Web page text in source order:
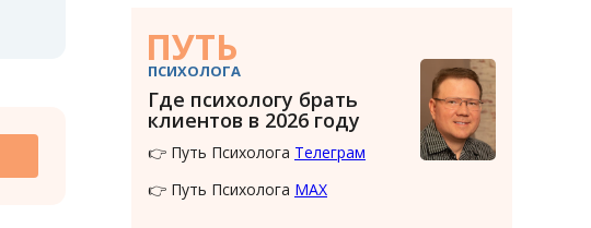
ПУТЬ
ПСИХОЛОГА
Где психологу брать
клиентов в 2026 году
👉 Путь Психолога Телеграм
👉 Путь Психолога MAX